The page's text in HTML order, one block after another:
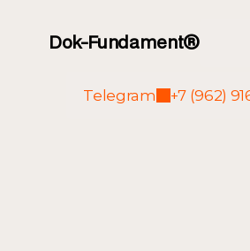
Dok-Fundament®
Telegram +7 (962)